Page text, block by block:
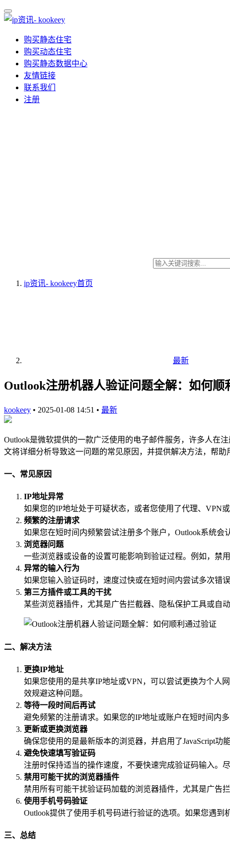
购买静态住宅
购买动态住宅
购买静态数据中心
友情链接
联系我们
注册
ip资讯- kookeey首页
最新
Outlook注册机器人验证问题全解：如何顺
kookeey • 2025-01-08 14:51 • 最新
Outlook是微软提供的一款广泛使用的电子邮件服务，许多人在
文将详细分析导致这一问题的常见原因，并提供解决方法，帮助
一、常见原因
IP地址异常
如果您的IP地址处于可疑状态，或者您使用了代理、VPN
频繁的注册请求
如果您在短时间内频繁尝试注册多个账户，Outlook系统会
浏览器问题
一些浏览器或设备的设置可能影响到验证过程。例如，禁
异常的输入行为
如果您输入验证码时，速度过快或在短时间内尝试多次错
第三方插件或工具的干扰
某些浏览器插件，尤其是广告拦截器、隐私保护工具或自
二、解决方法
更换IP地址
如果您使用的是共享IP地址或VPN，可以尝试更换为个人
效规避这种问题。
等待一段时间后再试
避免频繁的注册请求。如果您的IP地址或账户在短时间内
更新或更换浏览器
确保您使用的是最新版本的浏览器，并启用了JavaScript功
避免快速填写验证码
注册时保持适当的操作速度，不要快速完成验证码输入。
禁用可能干扰的浏览器插件
禁用所有可能干扰验证码加载的浏览器插件，尤其是广告
使用手机号码验证
Outlook提供了使用手机号码进行验证的选项。如果您遇
三、总结